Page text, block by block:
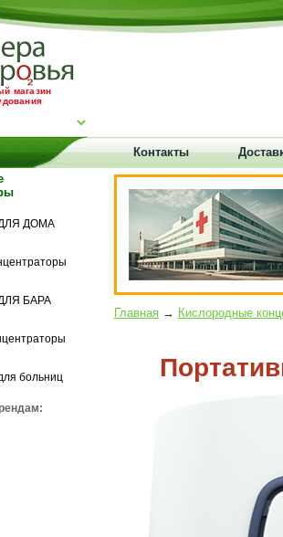
магазин
Контакты
ДЛЯ ДОМА
БАРА
больниц
Главная → Кислородные